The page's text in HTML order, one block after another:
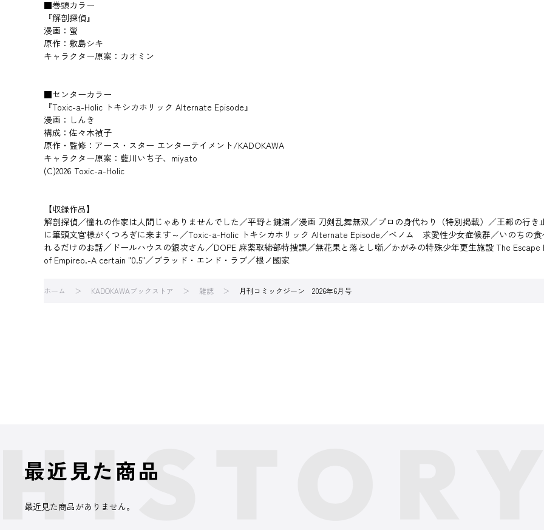
■巻頭カラー
『解剖探偵』
漫画：螢
原作：敷島シキ
キャラクター原案：カオミン
■センターカラー
『Toxic-a-Holic トキシカホリック Alternate Episode』
漫画：しんき
構成：佐々木禎子
原作・監修：アース・スター エンターテイメント/KADOKAWA
キャラクター原案：藍川いち子、miyato
(C)2026 Toxic-a-Holic
【収録作品】
解剖探偵／憧れの作家は人間じゃありませんでした／平野と鍵浦／漫画 刀剣乱舞無双／プロの身代わり（特別掲載）／王都の行
に筆頭文官様がくつろぎに来ます～／Toxic-a-Holic トキシカホリック Alternate Episode／ベノム 求愛性少女症候群／いのちの
れるだけのお話／ドールハウスの銀次さん／DOPE 麻薬取締部特捜課／無花果と落とし噺／かがみの特殊少年更生施設 The
of Empireo.-A certain "0.5"／ブラッド・エンド・ラブ／根ノ國家
ホーム KADOKAWAブックストア 雑誌 月刊コミックジーン 2026年6月号
最近見た商品
最近見た商品がありません。